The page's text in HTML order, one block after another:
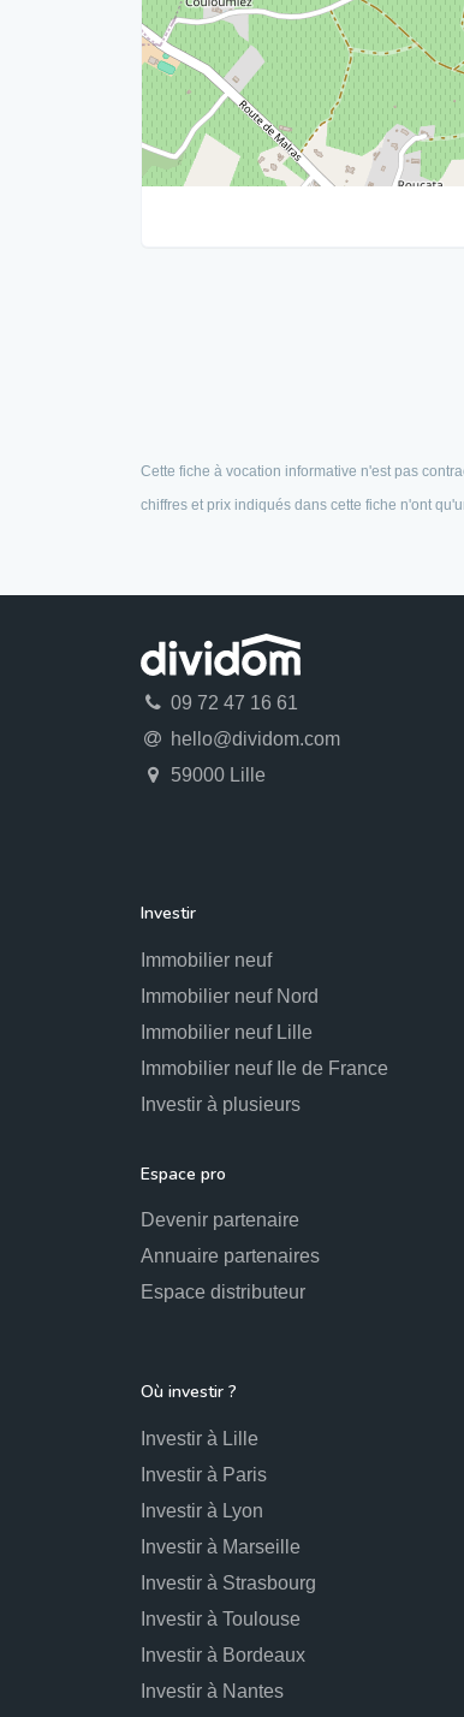
Cette fiche à vocation informative n'est pas
chiffres et prix indiqués dans cette fiche n'ont
09 72 47 16 61
hello@dividom.com
59000 Lille
Investir
Immobilier neuf
Immobilier neuf Nord
Immobilier neuf Lille
Immobilier neuf Ile de France
Investir à plusieurs
Espace pro
Devenir partenaire
Annuaire partenaires
Espace distributeur
Où investir ?
Investir à Lille
Investir à Paris
Investir à Lyon
Investir à Marseille
Investir à Strasbourg
Investir à Toulouse
Investir à Bordeaux
Investir à Nantes